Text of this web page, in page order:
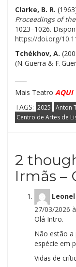
Clarke, B. R.
Proceedings of
1023–1026.
https://doi.org/
Tchékhov, A.
(N. Guerra & F.
Mais Teatro AQUI
TAGS: 2025 Anton
Centro de Artes de
2
Irmãs –
27/03/2026
Olá Intro.
Não estão a
espécie em
Vidas de